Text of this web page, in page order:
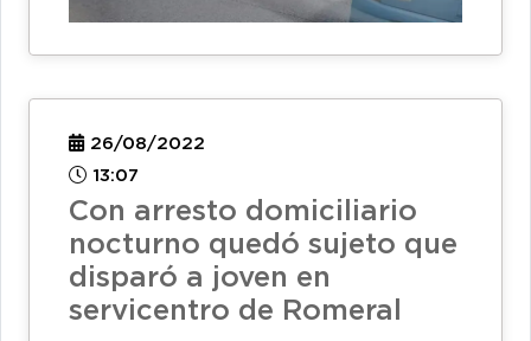
26/08/2022
13:07
Con arresto domiciliario
nocturno quedó sujeto que
disparó a joven en
servicentro de Romeral